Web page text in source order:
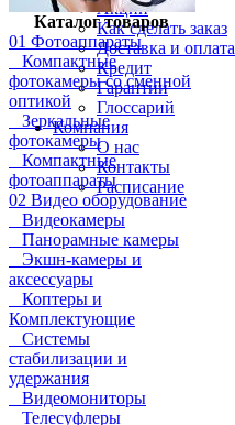
Акции
Как сделать заказ
Доставка и оплата
Кредит
Гарантии
Глоссарий
Компания
О нас
Контакты
Расписание
Каталог товаров
01 Фотоаппараты
Компактные
фотокамеры со сменной
оптикой
Зеркальные
фотокамеры
Компактные
фотоаппараты
02 Видео оборудование
Видеокамеры
Панорамные камеры
Экшн-камеры и
аксессуары
Коптеры и
Комплектующие
Системы
стабилизации и
удержания
Видеомониторы
Телесуфлеры